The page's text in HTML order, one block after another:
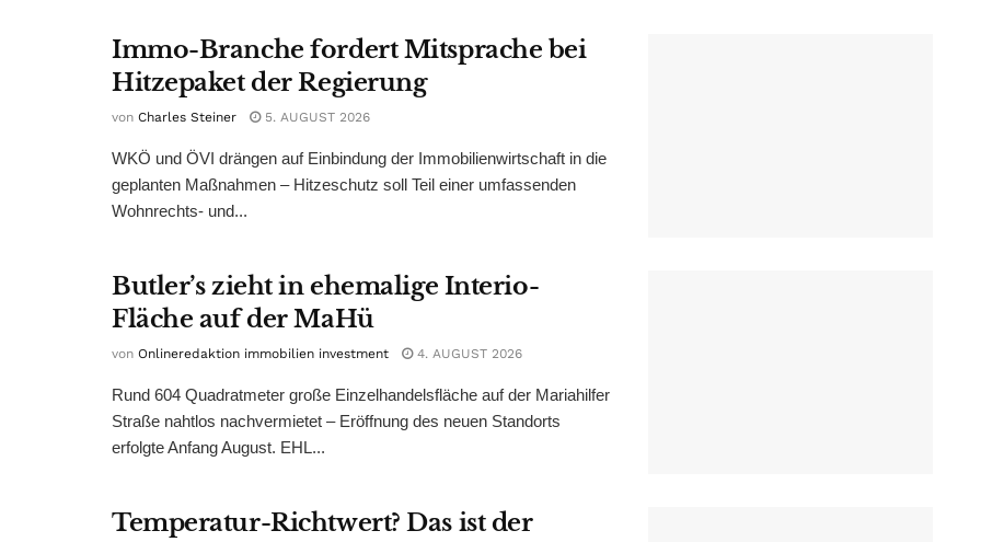
Immo-Branche fordert Mitsprache bei
Hitzepaket der Regierung
von Charles Steiner 5. AUGUST 2026
WKÖ und ÖVI drängen auf Einbindung der Immobilienwirtschaft in die
geplanten Maßnahmen – Hitzeschutz soll Teil einer umfassenden
Wohnrechts- und...
Butler’s zieht in ehemalige Interio-
Fläche auf der MaHü
von Onlineredaktion immobilien investment 4. AUGUST 2026
Rund 604 Quadratmeter große Einzelhandelsfläche auf der Mariahilfer
Straße nahtlos nachvermietet – Eröffnung des neuen Standorts
erfolgte Anfang August. EHL...
Temperatur-Richtwert? Das ist der